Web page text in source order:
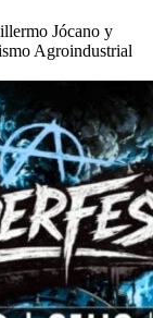
Jócano y
Agroindustrial